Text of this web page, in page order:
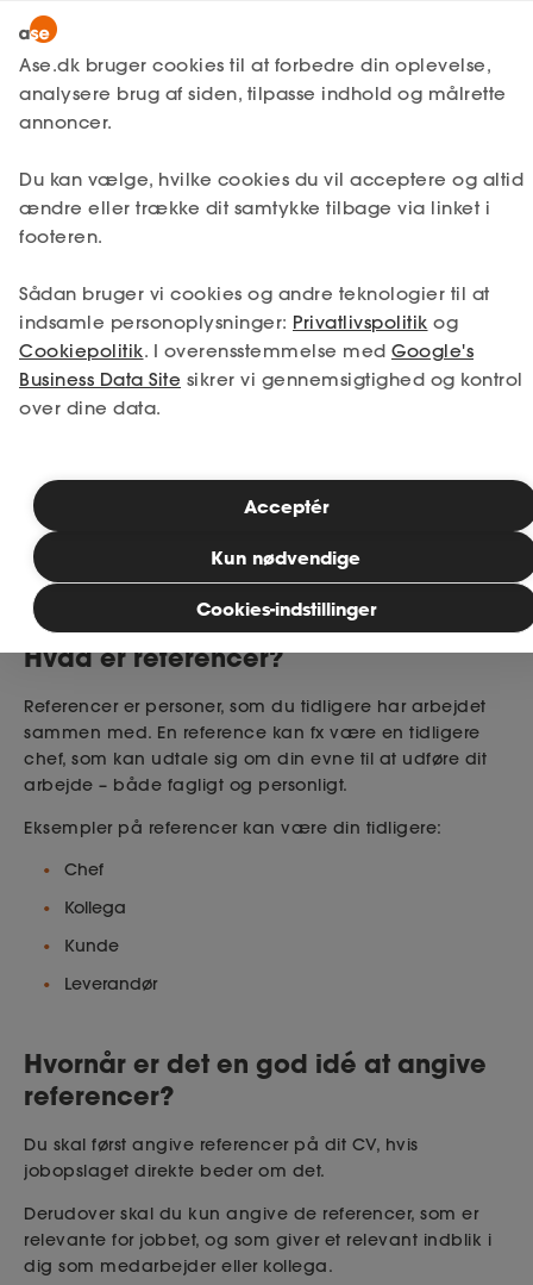
MitAse
Ase Selvstændig
Dokumenter.dk
Lønmodtager
A-kasse
Fagforening
Lønsikring
Få svar
Selvstændig
Studerende
Bliv medlem
Ase Selvstændig
Dokumenter.dk
Lønmodtager Få svar Jobsøgning CV
Sådan bruger du
referencer i din jobsøgning
Når en potentielt kommende arbejdsgiver
spørger om dine referencer, kan du give
dig selv et skulderklap - for du er både
lykkedes med at få en jobsamtale og har
gjort et rigtig godt indtryk. I denne artikel
Publiceret: 05. marts 2026
Hvad er referencer?
Referencer er personer, som du tidligere har arbejdet
sammen med. En reference kan fx være en tidligere
chef, som kan udtale sig om din evne til at udføre dit
arbejde – både fagligt og personligt.
Eksempler på referencer kan være din tidligere:
Chef
Kollega
Kunde
Leverandør
Hvornår er det en god idé at angive
referencer?
Du skal først angive referencer på dit CV, hvis
jobopslaget direkte beder om det.
Derudover skal du kun angive de referencer, som er
relevante for jobbet, og som giver et relevant indblik i
dig som medarbejder eller kollega.
Ase.dk bruger cookies til at forbedre din oplevelse,
analysere brug af siden, tilpasse indhold og målrette
annoncer.
Du kan vælge, hvilke cookies du vil acceptere og altid
ændre eller trække dit samtykke tilbage via linket i
footeren.
Sådan bruger vi cookies og andre teknologier til at
indsamle personoplysninger: Privatlivspolitik og
Cookiepolitik. I overensstemmelse med Google's
Business Data Site sikrer vi gennemsigtighed og kontrol
over dine data.
Cookies-indstillinger
Kun nødvendige
Acceptér